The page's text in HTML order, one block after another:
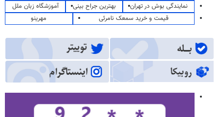
نمایندگی بوش در تهران
بهترین جراح بینی
آموزشگاه زبان ملل
قیمت و خرید سمعک نامرئی
مهرینو